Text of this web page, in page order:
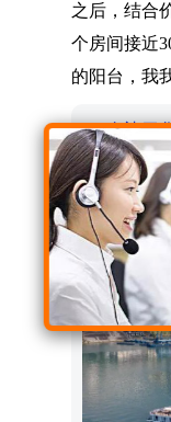
之后，结合
个房间接近
的阳台，我
sx_金婆罗
友在江边
头，看外
轮顶部还
轮价格很
格，发现